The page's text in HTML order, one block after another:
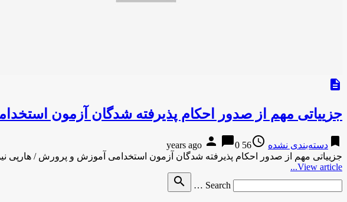
description
جزییاتی مهم از صدور احکام پذیرفته شدگان آزمون
bookmark دسته‌بندی نشده access_time
56 years ago
person chat_bubble0
جزییاتی مهم از صدور احکام پذیرفته شدگان آزمون استخدامی آموزش و پرورش / هارپی
View article...
Search …
search